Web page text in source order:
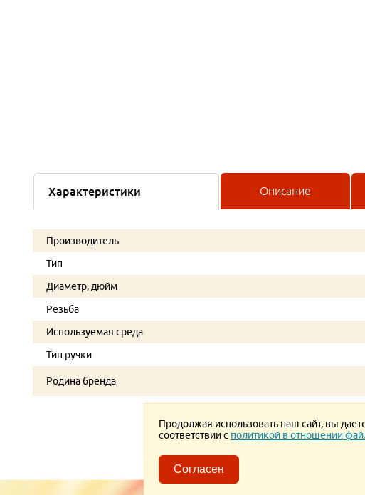
Характеристики Описание
Производитель
Тип
Диаметр, дюйм
Резьба
Используемая среда
Тип ручки
Родина бренда
Пользовательское соглашение.
Продолжая использовать наш сайт, вы
соответствии с политикой в отношении
Согласен